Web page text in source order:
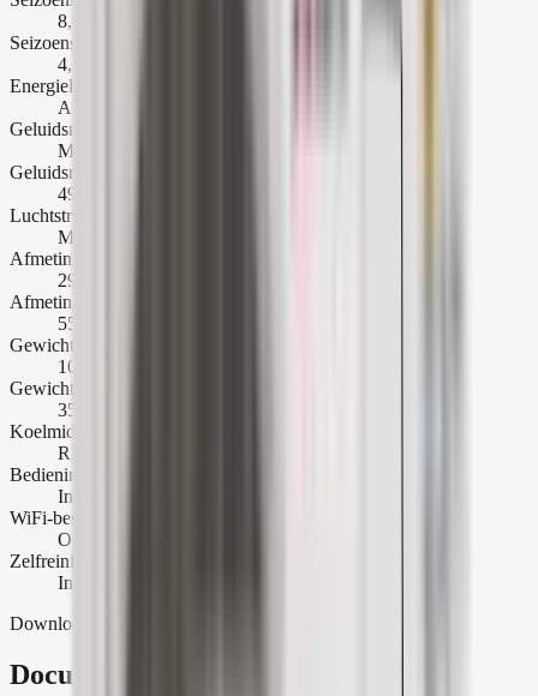
8,6
Seizoensgebonden rendement (SCOP)
4,7
Energielabel
A++
Geluidsniveau binnenunit
Min 19 dB(A), Max 45 dB(A)
Geluidsniveau buitenunit
49 dB(A)
Luchtstroom binnenunit
Maximaal 618 m³/h
Afmetingen binnenunit (h x b x d)
299 x 798 x 219 mm
Afmetingen buitenunit (h x b x d)
550 x 800 x 285 mm
Gewicht binnenunit
10,5 kg
Gewicht buitenunit
35 kg
Koelmiddel
R32
Bedieningsopties
Infrarood afstandsbediening
WiFi-besturing
Optioneel
Zelfreinigende functie
Inbegrepen
Downloads
Documentatie